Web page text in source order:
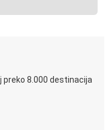
8.000 destinacija